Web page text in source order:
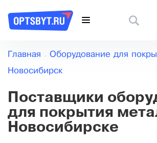
Главная Оборудование для
Новосибирск
Поставщики
для покрытия
Новосибирске